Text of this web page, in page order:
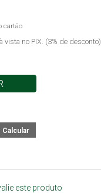
cartão
à vista no PIX. (3% de desconto)
este produto